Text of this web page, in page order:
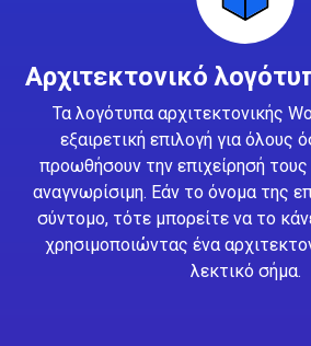
Αρχιτεκτονικό
Τα λογότυπα αρχιτεκτονικής
εξαιρετική επιλογή για όλους
προωθήσουν την επιχείρησή τους
αναγνωρίσιμη. Εάν το όνομα της
σύντομο, τότε μπορείτε να το
χρησιμοποιώντας ένα
λεκτικό σήμα.